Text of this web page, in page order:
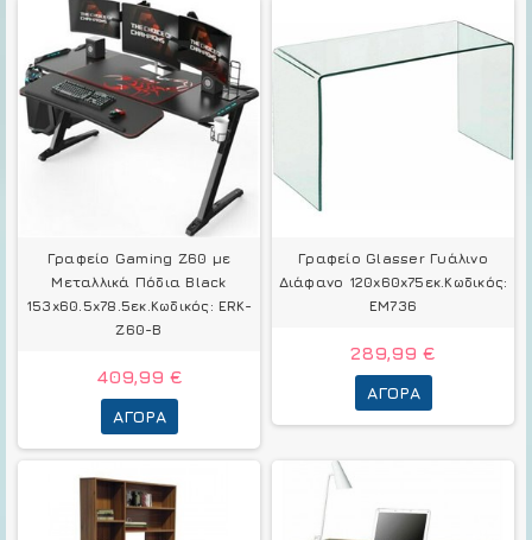
Γραφείο Gaming Z60 με
Μεταλλικά Πόδια Black
153x60.5x78.5εκ.Κωδικός: ERK-
Z60-B
409,99 €
ΑΓΟΡΆ
Γραφείο Glasser Γυάλινο
Διάφανο 120x60x75εκ.Κωδικός:
ΕΜ736
289,99 €
ΑΓΟΡΆ